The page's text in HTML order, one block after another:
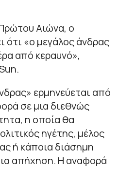
Αιώνα, ο
ότι «ο μεγάλος άνδρας
από κεραυνό»,
ερμηνεύεται από
σε μια διεθνώς
η οποία θα
ηγέτης, μέλος
ή κάποια διάσημη
απήχηση. Η αναφορά